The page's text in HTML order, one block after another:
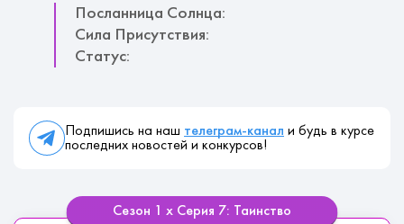
Посланница Солнца:
Сила Присутствия:
Статус:
Подпишись на наш телеграм-канал и будь в курсе
последних новостей и конкурсов!
Сезон 1 х Серия 7: Таинство